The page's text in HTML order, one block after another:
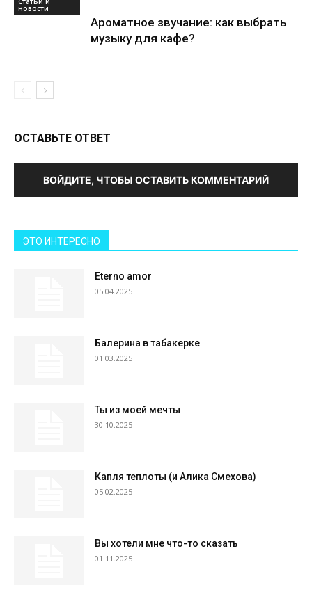
новости
Ароматное звучание: как выбрать
музыку для кафе?
ОСТАВЬТЕ ОТВЕТ
ВОЙДИТЕ, ЧТОБЫ ОСТАВИТЬ КОММЕНТАРИЙ
ЭТО ИНТЕРЕСНО
Eterno amor
05.04.2025
Балерина в табакерке
01.03.2025
Ты из моей мечты
30.10.2025
Капля теплоты (и Алика Смехова)
05.02.2025
Вы хотели мне что-то сказать
01.11.2025